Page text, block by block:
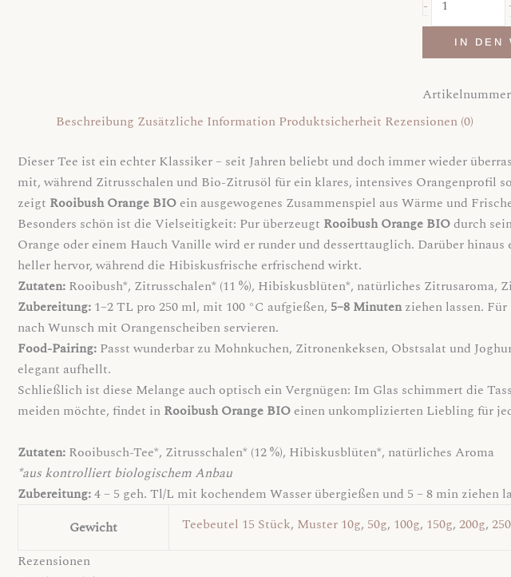
-
IN DEN
Beschreibung Zusätzliche Information Produktsicherheit Rezensionen (0)
Dieser Tee ist ein echter Klassiker – seit Jahren beliebt und doch immer wieder
mit, während Zitrusschalen und Bio-Zitrusöl für ein klares, intensives Orangenprofil
zeigt Rooibush Orange BIO ein ausgewogenes Zusammenspiel aus Wärme und
Besonders schön ist die Vielseitigkeit: Pur überzeugt Rooibush Orange BIOdurch
Orange oder einem Hauch Vanille wird er runder und desserttauglich. Darüber
heller hervor, während die Hibiskusfrische erfrischend wirkt.
Zutaten: Rooibush*, Zitrusschalen* (11 %), Hibiskusblüten*, natürliches
Zubereitung: 1–2 TL pro 250 ml, mit 100 °C aufgießen, 5–8 Minutenziehen lassen. Für
nach Wunsch mit Orangenscheiben servieren.
Food-Pairing: Passt wunderbar zu Mohnkuchen, Zitronenkeksen, Obstsalat und
elegant aufhellt.
Schließlich ist diese Melange auch optisch ein Vergnügen: Im Glas schimmert die
meiden möchte, findet in Rooibush Orange BIO einen unkomplizierten Liebling für
Zutaten: Rooibusch-Tee*, Zitrusschalen* (12 %), Hibiskusblüten*, natürliches Aroma
*aus kontrolliert biologischem Anbau
Zubereitung:4 – 5 geh. Tl/L mit kochendem Wasser übergießen und 5 – 8 min ziehen
Gewicht
Teebeutel 15 Stück, Muster 10g, 50g, 100g, 150g, 200g,
Rezensionen